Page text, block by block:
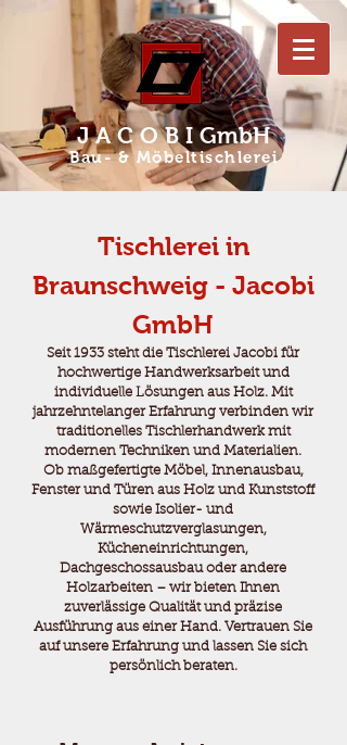
J A C O B I GmbH
Bau- & Möbeltischlerei
Tischlerei in
Braunschweig - Jacobi
GmbH
Seit 1933 steht die Tischlerei Jacobi für
hochwertige Handwerksarbeit und
individuelle Lösungen aus Holz. Mit
jahrzehntelanger Erfahrung verbinden wir
traditionelles Tischlerhandwerk mit
modernen Techniken und Materialien.
Ob maßgefertigte Möbel, Innenausbau,
Fenster und Türen aus Holz und Kunststoff
sowie Isolier- und
Wärmeschutzverglasungen,
Kücheneinrichtungen,
Dachgeschossausbau oder andere
Holzarbeiten – wir bieten Ihnen
zuverlässige Qualität und präzise
Ausführung aus einer Hand. Vertrauen Sie
auf unsere Erfahrung und lassen Sie sich
persönlich beraten.